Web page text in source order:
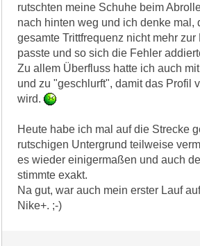
rutschten meine Schuhe beim
nach hinten weg und ich denke mal,
gesamte Trittfrequenz nicht mehr zur
passte und so sich die Fehler
Zu allem Überfluss hatte ich auch
und zu "geschlurft", damit das Profil
wird.
Heute habe ich mal auf die Strecke
rutschigen Untergrund teilweise
es wieder einigermaßen und auch
stimmte exakt.
Na gut, war auch mein erster Lauf
Nike+. ;-)